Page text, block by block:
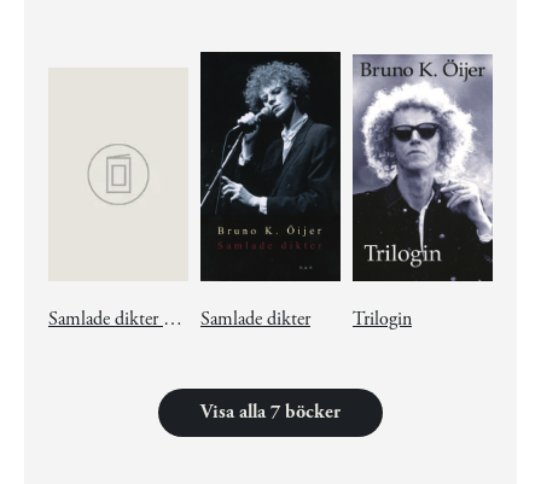
Samlade dikter 1973-2008 Samlade dikter Trilogin
Visa alla 7 böcker